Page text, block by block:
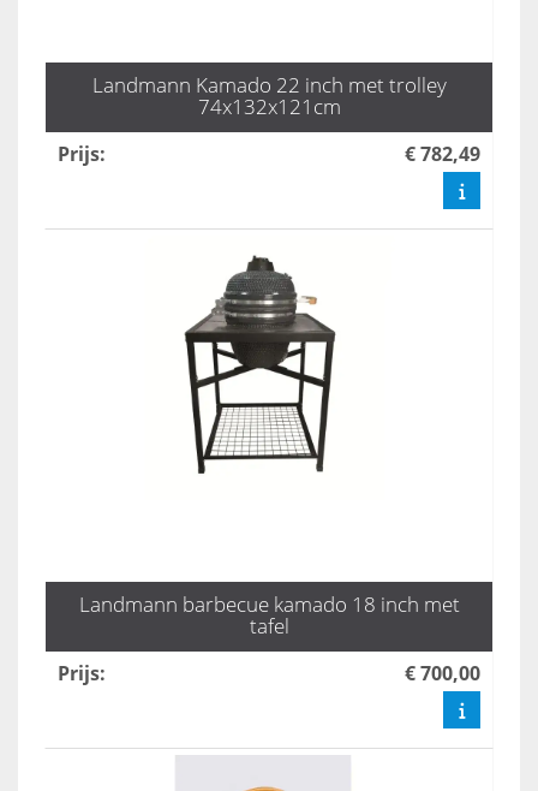
Landmann Kamado 22 inch met trolley
74x132x121cm
Prijs: € 782,49
Landmann barbecue kamado 18 inch met
tafel
Prijs: € 700,00